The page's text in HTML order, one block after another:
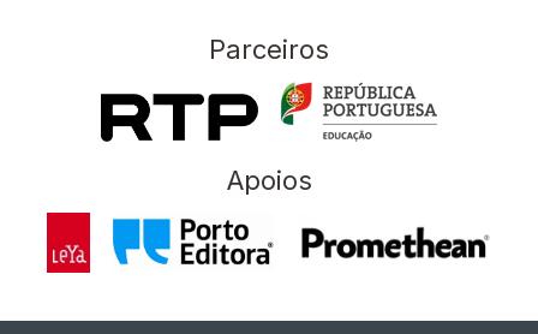
Parceiros
Apoios